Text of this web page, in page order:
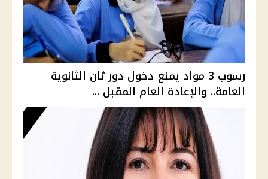
رسوب 3 مواد يمنع دخول دور ثان الثانوية
العامة.. والإعادة العام المقبل ...